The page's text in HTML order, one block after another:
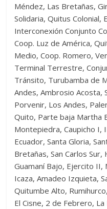
Méndez, Las Bretañas,
Solidaria, Quitus Colonial,
Interconexión Conjunto
Coop. Luz de América,
Medio, Coop. Romero,
Terminal Terrestre,
Tránsito, Turubamba de
Andes, Ambrosio Acosta,
Porvenir, Los Andes,
Quito, Parte baja Martha
Montepiedra, Caupicho I,
Ecuador, Santa Gloria,
Bretañas, San Carlos
Guamaní Bajo, Ejercito II,
Icaza, Amadeo Izquieta,
Quitumbe Alto,
El Cisne, 2 de Febrero,